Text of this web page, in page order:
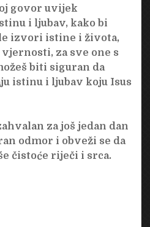
govor uvijek
i ljubav, kako bi
izvori istine i života,
za sve one s
biti siguran da
istinu i ljubav koju Isus
za još jedan dan
odmor i obveži se da
čistoće riječi i srca.